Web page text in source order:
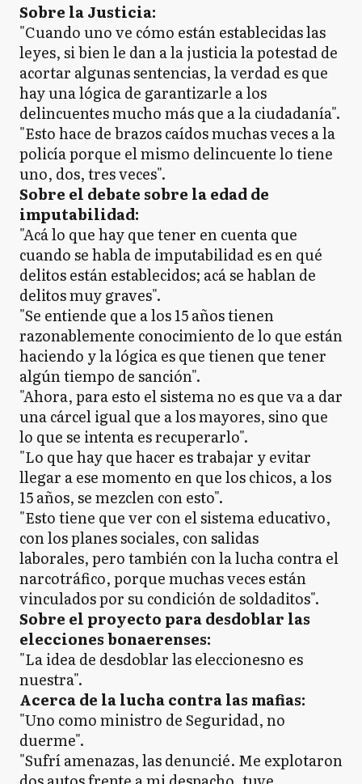
Sobre la Justicia:
"Cuando uno ve cómo están establecidas las
leyes, si bien le dan a la justicia la potestad de
acortar algunas sentencias, la verdad es que
hay una lógica de garantizarle a los
delincuentes mucho más que a la ciudadanía".
"Esto hace de brazos caídos muchas veces a la
policía porque el mismo delincuente lo tiene
uno, dos, tres veces".
Sobre el debate sobre la edad de
imputabilidad:
"Acá lo que hay que tener en cuenta que
cuando se habla de imputabilidad es en qué
delitos están establecidos; acá se hablan de
delitos muy graves".
"Se entiende que a los 15 años tienen
razonablemente conocimiento de lo que están
haciendo y la lógica es que tienen que tener
algún tiempo de sanción".
"Ahora, para esto el sistema no es que va a dar
una cárcel igual que a los mayores, sino que
lo que se intenta es recuperarlo".
"Lo que hay que hacer es trabajar y evitar
llegar a ese momento en que los chicos, a los
15 años, se mezclen con esto".
"Esto tiene que ver con el sistema educativo,
con los planes sociales, con salidas
laborales, pero también con la lucha contra el
narcotráfico, porque muchas veces están
vinculados por su condición de soldaditos".
Sobre el proyecto para desdoblar las
elecciones bonaerenses:
"La idea de desdoblar las eleccionesno es
nuestra".
Acerca de la lucha contra las mafias:
"Uno como ministro de Seguridad, no
duerme".
"Sufrí amenazas, las denuncié. Me explotaron